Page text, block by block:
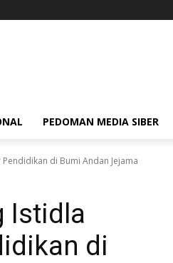
PEDOMAN MEDIA SIBER
di Bumi Andan Jejama
Istidla
di